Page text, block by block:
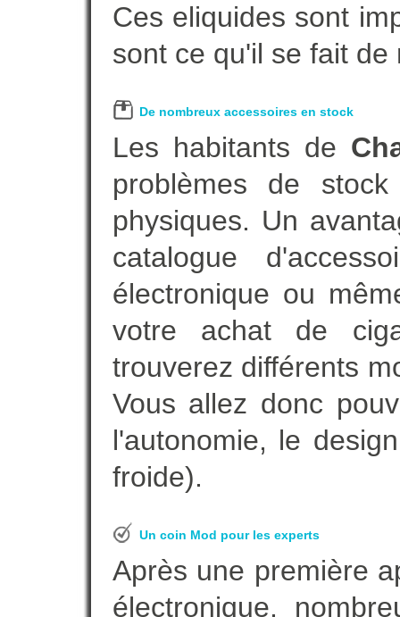
Ces eliquides sont
sont ce qu'il se fait
De nombreux accessoires en stock
Les habitants de
problèmes de
physiques. Un
catalogue
électronique ou
votre achat de
trouverez différents
Vous allez donc
l'autonomie, le
froide).
Un coin Mod pour les experts
Après une première
électronique,